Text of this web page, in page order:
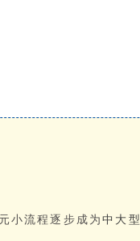
小流程逐步成为中大